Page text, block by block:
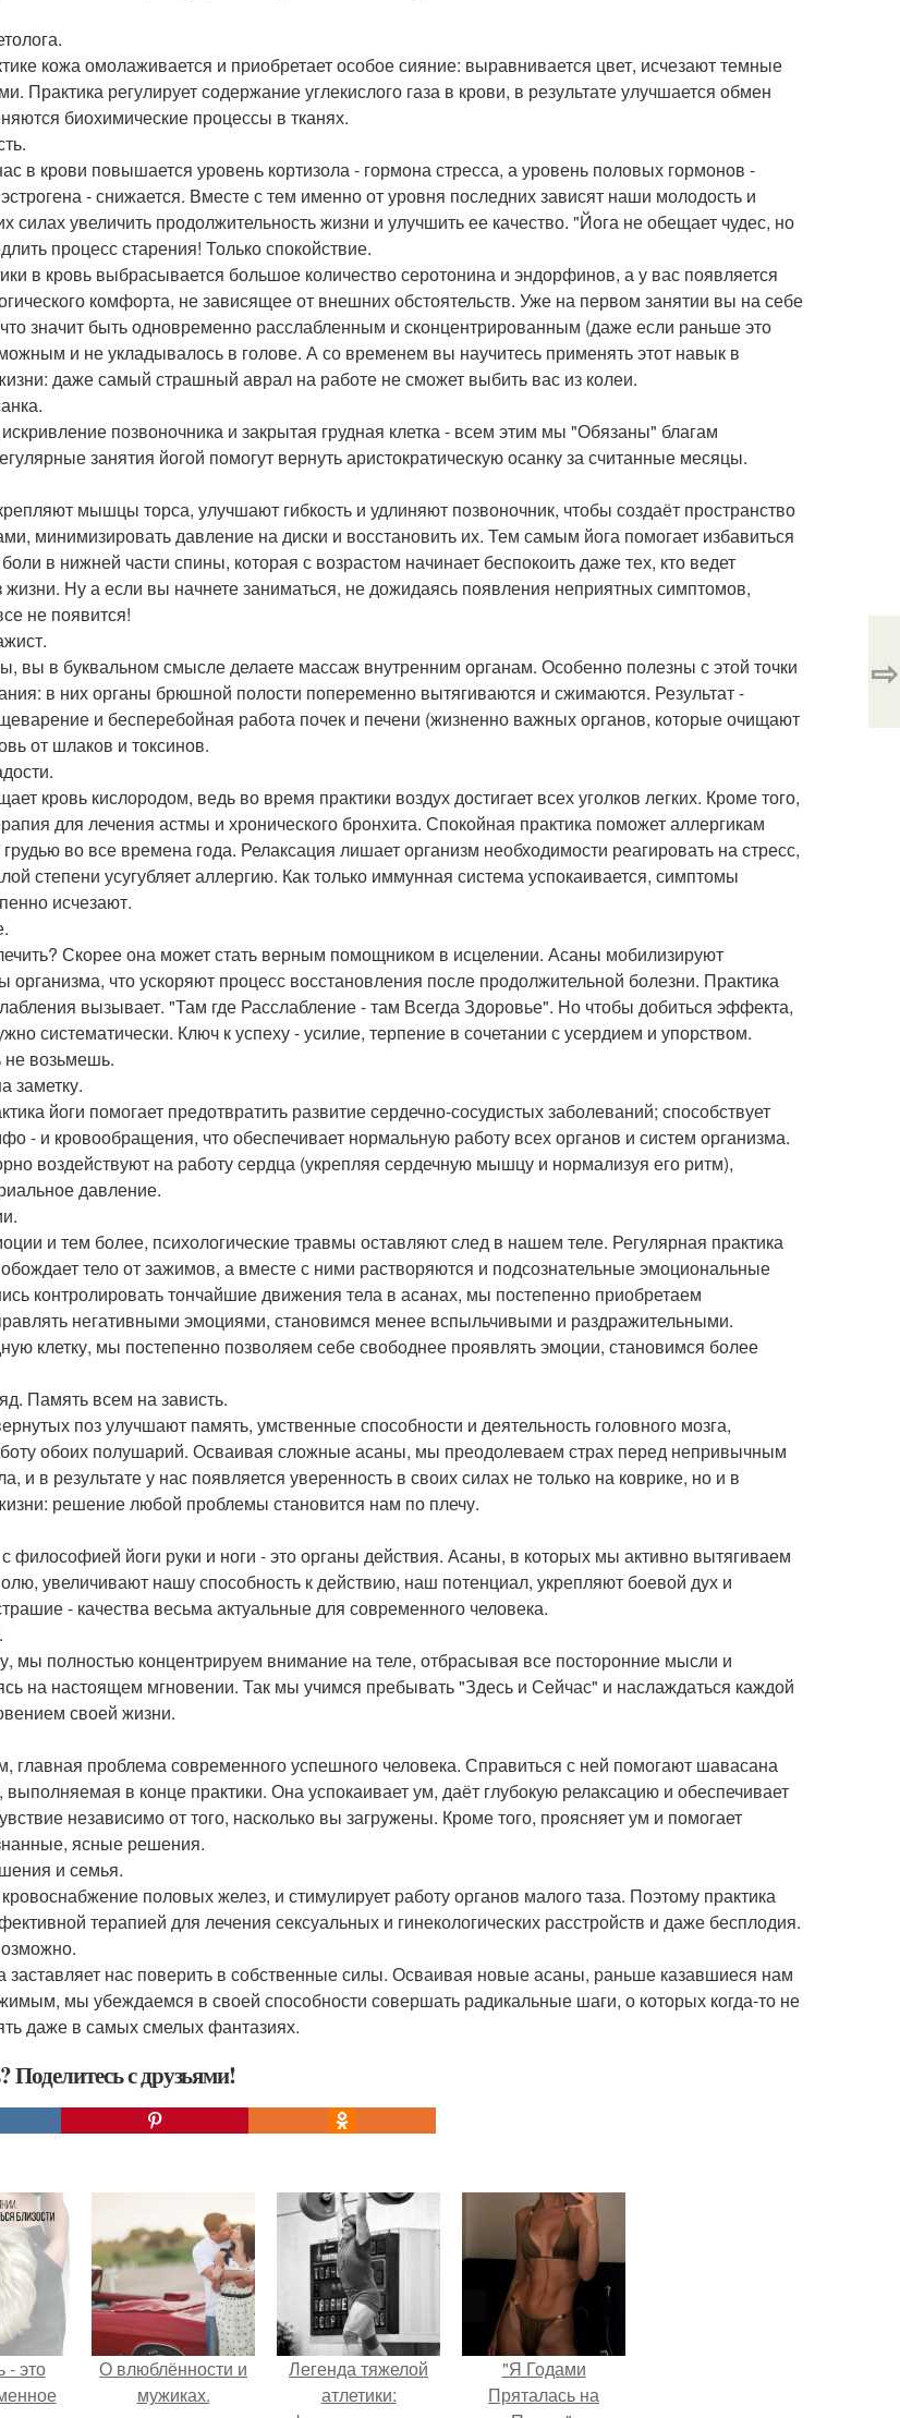
кожа омолаживается и приобретает особое сияние: выравнивается цвет, исчезают темные
Практика регулирует содержание углекислого газа в крови, в результате улучшается обмен
биохимические процессы в тканях.
в крови повышается уровень кортизола - гормона стресса, а уровень половых гормонов -
- снижается. Вместе с тем именно от уровня последних зависят наши молодость и
силах увеличить продолжительность жизни и улучшить ее качество. "Йога не обещает чудес, но
процесс старения! Только спокойствие.
в кровь выбрасывается большое количество серотонина и эндорфинов, а у вас появляется
комфорта, не зависящее от внешних обстоятельств. Уже на первом занятии вы на себе
что значит быть одновременно расслабленным и сконцентрированным (даже если раньше это
и не укладывалось в голове. А со временем вы научитесь применять этот навык в
даже самый страшный аврал на работе не сможет выбить вас из колеи.
позвоночника и закрытая грудная клетка - всем этим мы "Обязаны" благам
занятия йогой помогут вернуть аристократическую осанку за считанные месяцы.
мышцы торса, улучшают гибкость и удлиняют позвоночник, чтобы создаёт пространство
минимизировать давление на диски и восстановить их. Тем самым йога помогает избавиться
в нижней части спины, которая с возрастом начинает беспокоить даже тех, кто ведет
жизни. Ну а если вы начнете заниматься, не дожидаясь появления неприятных симптомов,
не появится!
вы в буквальном смысле делаете массаж внутренним органам. Особенно полезны с этой точки
в них органы брюшной полости попеременно вытягиваются и сжимаются. Результат -
и бесперебойная работа почек и печени (жизненно важных органов, которые очищают
от шлаков и токсинов.
кровь кислородом, ведь во время практики воздух достигает всех уголков легких. Кроме того,
для лечения астмы и хронического бронхита. Спокойная практика поможет аллергикам
во все времена года. Релаксация лишает организм необходимости реагировать на стресс,
степени усугубляет аллергию. Как только иммунная система успокаивается, симптомы
исчезают.
Скорее она может стать верным помощником в исцелении. Асаны мобилизируют
организма, что ускоряют процесс восстановления после продолжительной болезни. Практика
вызывает. "Там где Расслабление - там Всегда Здоровье". Но чтобы добиться эффекта,
систематически. Ключ к успеху - усилие, терпение в сочетании с усердием и упорством.
не возьмешь.
заметку.
йоги помогает предотвратить развитие сердечно-сосудистых заболеваний; способствует
- и кровообращения, что обеспечивает нормальную работу всех органов и систем организма.
воздействуют на работу сердца (укрепляя сердечную мышцу и нормализуя его ритм),
давление.
и тем более, психологические травмы оставляют след в нашем теле. Регулярная практика
тело от зажимов, а вместе с ними растворяются и подсознательные эмоциональные
контролировать тончайшие движения тела в асанах, мы постепенно приобретаем
негативными эмоциями, становимся менее вспыльчивыми и раздражительными.
клетку, мы постепенно позволяем себе свободнее проявлять эмоции, становимся более
Память всем на зависть.
поз улучшают память, умственные способности и деятельность головного мозга,
обоих полушарий. Осваивая сложные асаны, мы преодолеваем страх перед непривычным
и в результате у нас появляется уверенность в своих силах не только на коврике, но и в
решение любой проблемы становится нам по плечу.
с философией йоги руки и ноги - это органы действия. Асаны, в которых мы активно вытягиваем
увеличивают нашу способность к действию, наш потенциал, укрепляют боевой дух и
- качества весьма актуальные для современного человека.
мы полностью концентрируем внимание на теле, отбрасывая все посторонние мысли и
на настоящем мгновении. Так мы учимся пребывать "Здесь и Сейчас" и наслаждаться каждой
своей жизни.
главная проблема современного успешного человека. Справиться с ней помогают шавасана
выполняемая в конце практики. Она успокаивает ум, даёт глубокую релаксацию и обеспечивает
независимо от того, насколько вы загружены. Кроме того, проясняет ум и помогает
ясные решения.
и семья.
половых желез, и стимулирует работу органов малого таза. Поэтому практика
терапией для лечения сексуальных и гинекологических расстройств и даже бесплодия.
заставляет нас поверить в собственные силы. Осваивая новые асаны, раньше казавшиеся нам
мы убеждаемся в своей способности совершать радикальные шаги, о которых когда-то не
даже в самых смелых фантазиях.
Поделитесь с друзьями!
⇨
- это
О влюблённости и
мужиках.
Легенда тяжелой
атлетики:
"Я Годами
Пряталась на